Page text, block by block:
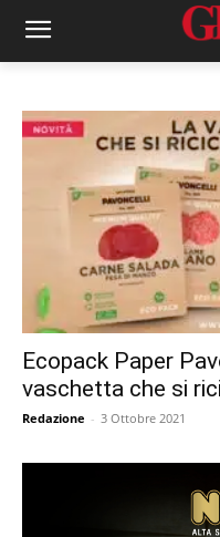
Ecopack Paper
vaschetta che si
Redazione - 3 Ottobre 2021